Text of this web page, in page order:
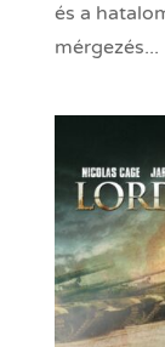
és a
mérgezés...